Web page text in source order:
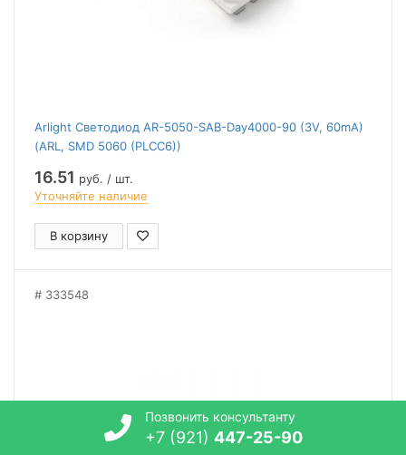
Arlight Светодиод AR-5050-SAB-Day4000-90 (3V, 60mA)
(ARL, SMD 5060 (PLCC6))
16.51 руб. / шт.
Уточняйте наличие
В корзину
333548
Позвонить консультанту
+7 (921) 447-25-90